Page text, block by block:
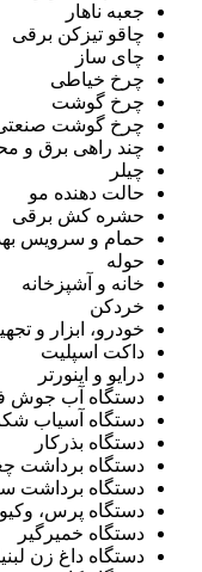
جعبه ناهار
چاقو تیزکن برقی
چای ساز
چرخ خیاطی
چرخ گوشت
چرخ گوشت
چند راهی برق و
چیلر
حالت دهنده مو
حشره کش برقی
حمام و سرویس
حوله
خانه و آشپزخانه
خردکن
خودرو، ابزار و
داکت اسپلیت
درایو و اینورتر
دستگاه آب جوش
دستگاه آسیاب
دستگاه بذرکار
دستگاه برداشت
دستگاه برداشت
دستگاه پرس،
دستگاه خمیرگیر
دستگاه داغ زن